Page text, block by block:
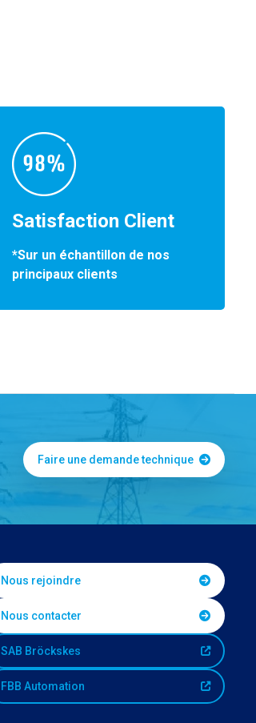
Satisfaction Client
*Sur un échantillon de nos
principaux clients
Faire une demande technique
Nous rejoindre
Nous contacter
SAB Bröckskes
FBB Automation